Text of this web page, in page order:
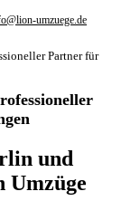
umzuege.de
Partner für
und